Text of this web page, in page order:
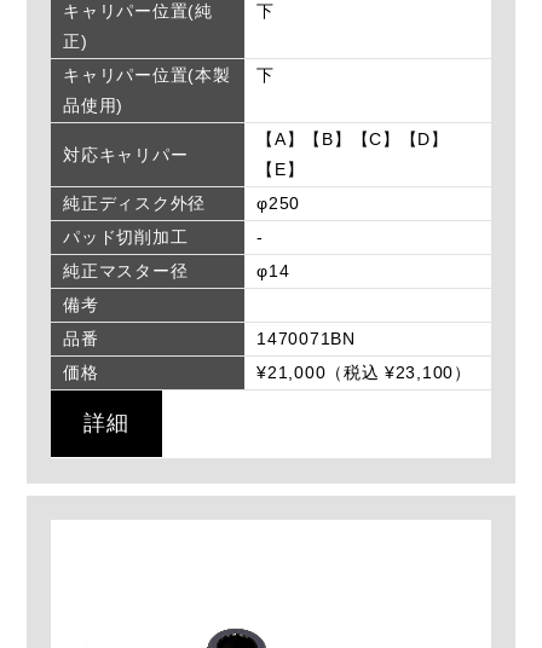
キャリパー位置(純
正)
下
キャリパー位置(本製
品使用)
下
対応キャリパー
【A】【B】【C】【D】
【E】
純正ディスク外径
φ250
パッド切削加工
-
純正マスター径
φ14
備考
品番
1470071BN
価格
¥21,000（税込 ¥23,100）
詳細